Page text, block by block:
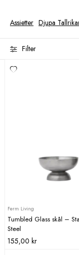
Assietter Djupa
Filter
Sortera efter
Ferm Living
Tumbled Glass skål –
Steel
155,00 kr